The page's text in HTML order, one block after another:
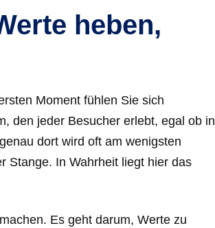
heben,
Moment fühlen Sie sich
den jeder Besucher erlebt, egal ob in
dort wird oft am wenigsten
Stange. In Wahrheit liegt hier das
Es geht darum, Werte zu